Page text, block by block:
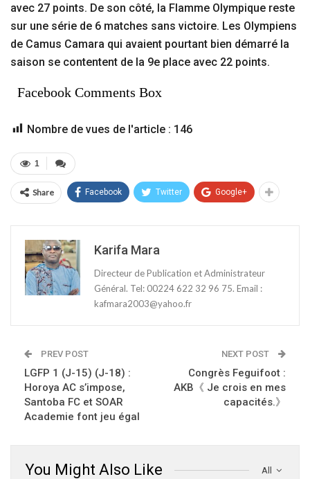
avec 27 points. De son côté, la Flamme Olympique reste
sur une série de 6 matches sans victoire. Les Olympiens
de Camus Camara qui avaient pourtant bien démarré la
saison se contentent de la 9e place avec 22 points.
Facebook Comments Box
Nombre de vues de l'article : 146
1
Share Facebook Twitter Google+
Karifa Mara
Directeur de Publication et Administrateur
Général. Tel: 00224 622 32 96 75. Email :
kafmara2003@yahoo.fr
PREV POST
LGFP 1 (J-15) (J-18) :
Horoya AC s’impose,
Santoba FC et SOAR
Academie font jeu égal
NEXT POST
Congrès Feguifoot :
AKB《 Je crois en mes
capacités.》
All
You Might Also Like